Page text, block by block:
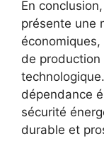
En
présente ⁣une
de production⁤
dépendance
sécurité
durable ⁢et